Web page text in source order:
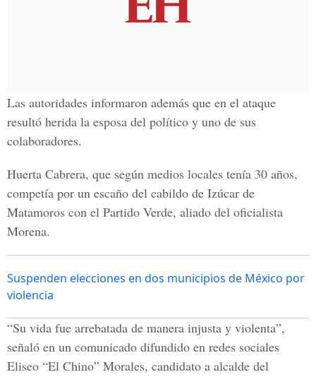
Las autoridades informaron además que en el ataque
resultó herida la esposa del político y uno de sus
colaboradores.
Huerta Cabrera, que según medios locales tenía 30 años,
competía por un escaño del cabildo de Izúcar de
Matamoros con el Partido Verde, aliado del oficialista
Morena.
Suspenden elecciones en dos municipios de México por
violencia
“Su vida fue arrebatada de manera injusta y violenta”,
señaló en un comunicado difundido en redes sociales
Eliseo “El Chino” Morales, candidato a alcalde del